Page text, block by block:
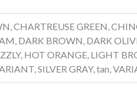
CHARTREUSE GREEN,
DARK BROWN, DARK
HOT ORANGE, LIGHT
SILVER GRAY, tan,